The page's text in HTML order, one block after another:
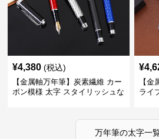
¥4,380 (税込)
【金属軸万年筆】炭素繊維 カー
ボン模様 太字 スタイリッシュな
¥
【
ライ
万年筆の太字一